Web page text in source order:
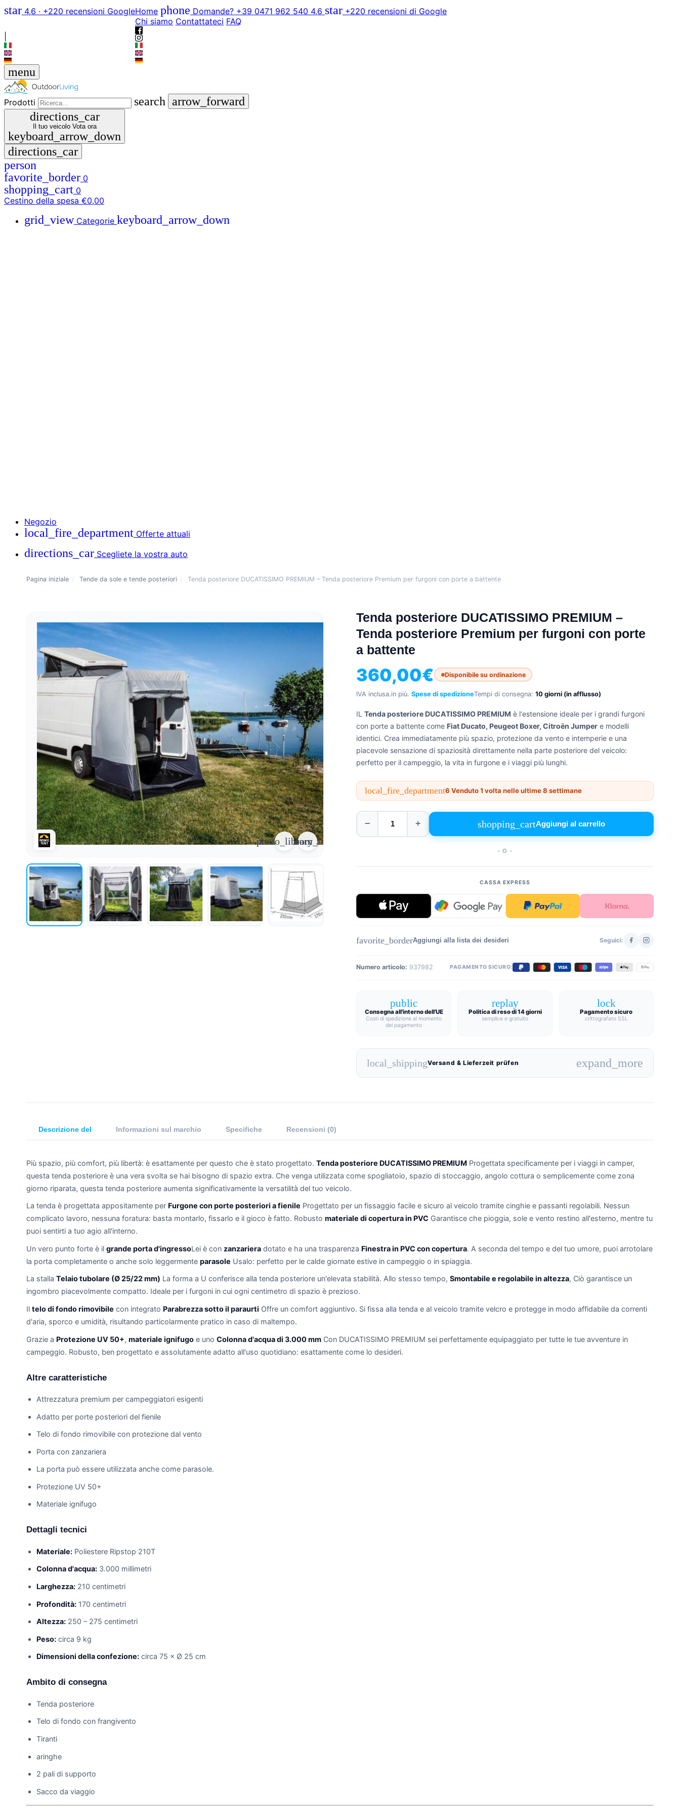
star 4,6 · +220 recensioni GoogleHome phone Domande? +39 0471 962 540 4,6 star +220 recensioni di Google
Chi siamo Contattateci FAQ
menu
Prodotti search arrow_forward
directions_car
Il tuo veicolo Vota ora
keyboard_arrow_down
directions_car
person
favorite_border 0
shopping_cart 0
Cestino della spesa €0,00
grid_viewCategorie keyboard_arrow_down
Negozio
local_fire_department Offerte attuali
directions_car Scegliete la vostra auto
Pagina iniziale / Tende da sole e tende posteriori / Tenda posteriore DUCATISSIMO PREMIUM – Tenda posteriore Premium per furgoni con porte a battente
zoom_in
photo_library
Tenda posteriore DUCATISSIMO PREMIUM –
Tenda posteriore Premium per furgoni con porte
a battente
360,00€ Disponibile su ordinazione
IVA inclusa. in più. Spese di spedizioneTempi di consegna: 10 giorni (in afflusso)
IL Tenda posteriore DUCATISSIMO PREMIUM è l'estensione ideale per i grandi furgoni
con porte a battente come Fiat Ducato, Peugeot Boxer, Citroën Jumper e modelli
identici. Crea immediatamente più spazio, protezione da vento e intemperie e una
piacevole sensazione di spaziosità direttamente nella parte posteriore del veicolo:
perfetto per il campeggio, la vita in furgone e i viaggi più lunghi.
local_fire_department6 Venduto 1 volta nelle ultime 8 settimane
− + shopping_cartAggiungi al carrello
- O -
CASSA EXPRESS
favorite_borderAggiungi alla lista dei desideri Seguici:
Numero articolo: 937982 PAGAMENTO SICURO:
public
Consegna all'interno dell'UE
Costi di spedizione al momento
del pagamento
replay
Politica di reso di 14 giorni
semplice e gratuito
lock
Pagamento sicuro
crittografato SSL
local_shippingVersand & Lieferzeit prüfen expand_more
Descrizione del Informazioni sul marchio Specifiche Recensioni (0)
Più spazio, più comfort, più libertà: è esattamente per questo che è stato progettato. Tenda posteriore DUCATISSIMO PREMIUM Progettata specificamente per i viaggi in camper,
questa tenda posteriore è una vera svolta se hai bisogno di spazio extra. Che venga utilizzata come spogliatoio, spazio di stoccaggio, angolo cottura o semplicemente come zona
giorno riparata, questa tenda posteriore aumenta significativamente la versatilità del tuo veicolo.
La tenda è progettata appositamente per Furgone con porte posteriori a fienile Progettato per un fissaggio facile e sicuro al veicolo tramite cinghie e passanti regolabili. Nessun
complicato lavoro, nessuna foratura: basta montarlo, fissarlo e il gioco è fatto. Robusto materiale di copertura in PVC Garantisce che pioggia, sole e vento restino all'esterno, mentre tu
puoi sentirti a tuo agio all'interno.
Un vero punto forte è il grande porta d'ingressoLei è con zanzariera dotato e ha una trasparenza Finestra in PVC con copertura. A seconda del tempo e del tuo umore, puoi arrotolare
la porta completamente o anche solo leggermente parasole Usalo: perfetto per le calde giornate estive in campeggio o in spiaggia.
La stalla Telaio tubolare (Ø 25/22 mm) La forma a U conferisce alla tenda posteriore un'elevata stabilità. Allo stesso tempo, Smontabile e regolabile in altezza, Ciò garantisce un
ingombro piacevolmente compatto. Ideale per i furgoni in cui ogni centimetro di spazio è prezioso.
Il telo di fondo rimovibile con integrato Parabrezza sotto il paraurti Offre un comfort aggiuntivo. Si fissa alla tenda e al veicolo tramite velcro e protegge in modo affidabile da correnti
d'aria, sporco e umidità, risultando particolarmente pratico in caso di maltempo.
Grazie a Protezione UV 50+, materiale ignifugo e uno Colonna d'acqua di 3.000 mm Con DUCATISSIMO PREMIUM sei perfettamente equipaggiato per tutte le tue avventure in
campeggio. Robusto, ben progettato e assolutamente adatto all'uso quotidiano: esattamente come lo desideri.
Altre caratteristiche
Attrezzatura premium per campeggiatori esigenti
Adatto per porte posteriori del fienile
Telo di fondo rimovibile con protezione dal vento
Porta con zanzariera
La porta può essere utilizzata anche come parasole.
Protezione UV 50+
Materiale ignifugo
Dettagli tecnici
Materiale: Poliestere Ripstop 210T
Colonna d'acqua: 3.000 millimetri
Larghezza: 210 centimetri
Profondità: 170 centimetri
Altezza: 250 – 275 centimetri
Peso: circa 9 kg
Dimensioni della confezione: circa 75 × Ø 25 cm
Ambito di consegna
Tenda posteriore
Telo di fondo con frangivento
Tiranti
aringhe
2 pali di supporto
Sacco da viaggio